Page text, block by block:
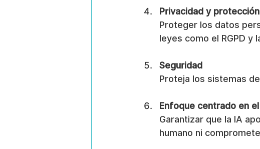
Privacidad y
Proteger los datos
leyes como el RGPD y
Seguridad
Proteja los sistemas
Enfoque centrado en
Garantizar que la IA
humano ni